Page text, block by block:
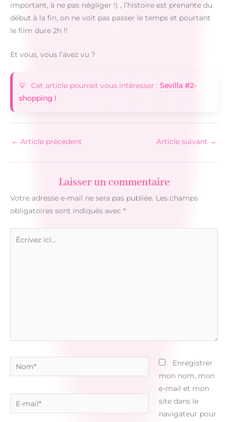
important, à ne pas négliger !) , l’histoire est prenante du
début à la fin, on ne voit pas passer le temps et pourtant
le film dure 2h !!
Et vous, vous l’avez vu ?
Cet article pourrait vous intéresser : Sevilla #2-
shopping !
← Article précédent Article suivant →
Laisser un commentaire
Votre adresse e-mail ne sera pas publiée. Les champs
obligatoires sont indiqués avec *
Nom*
E-
mail*
Enregistrer
mon nom, mon
e-mail et mon
site dans le
navigateur pour